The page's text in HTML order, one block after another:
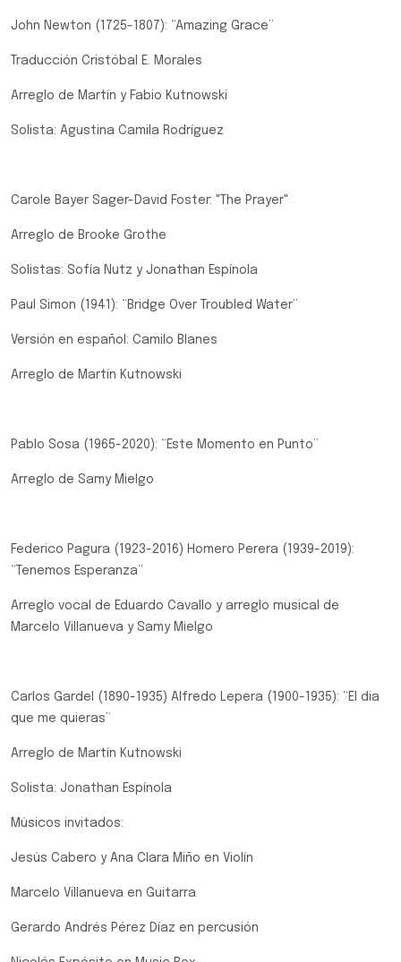
John Newton (1725-1807): “Amazing Grace”
Traducción Cristóbal E. Morales
Arreglo de Martín y Fabio Kutnowski
Solista: Agustina Camila Rodríguez
Carole Bayer Sager-David Foster: "The Prayer"
Arreglo de Brooke Grothe
Solistas: Sofía Nutz y Jonathan Espínola
Paul Simon (1941): “Bridge Over Troubled Water”
Versión en español: Camilo Blanes
Arreglo de Martín Kutnowski
Pablo Sosa (1965-2020): “Este Momento en Punto”
Arreglo de Samy Mielgo
Federico Pagura (1923-2016) Homero Perera (1939-2019):
“Tenemos Esperanza”
Arreglo vocal de Eduardo Cavallo y arreglo musical de
Marcelo Villanueva y Samy Mielgo
Carlos Gardel (1890-1935) Alfredo Lepera (1900-1935): “El dia
que me quieras”
Arreglo de Martín Kutnowski
Solista: Jonathan Espínola
Músicos invitados:
Jesús Cabero y Ana Clara Miño en Violín
Marcelo Villanueva en Guitarra
Gerardo Andrés Pérez Díaz en percusión